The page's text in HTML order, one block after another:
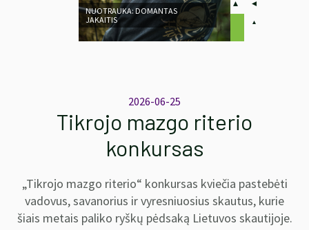
NUOTRAUKA: DOMANTAS
JAKAITIS
2026-06-25
Tikrojo mazgo riterio
konkursas
„Tikrojo mazgo riterio“ konkursas kviečia pastebėti
vadovus, savanorius ir vyresniuosius skautus, kurie
šiais metais paliko ryškų pėdsaką Lietuvos skautijoje.